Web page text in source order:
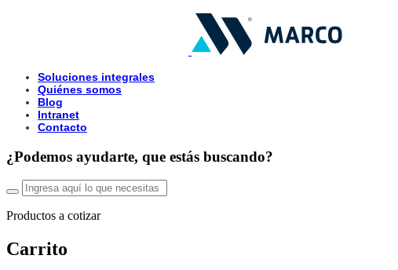
Soluciones integrales
Quiénes somos
Blog
Intranet
Contacto
¿Podemos ayudarte, que estás buscando?
Productos a cotizar
Carrito